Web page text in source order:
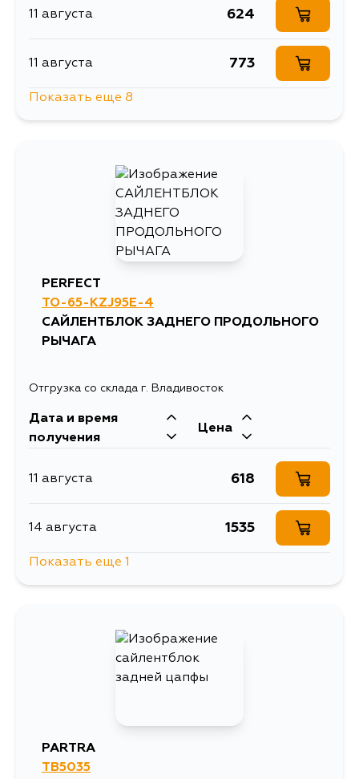
11 августа 624
11 августа 773
773
16 августа
Показать еще 8
PERFECT
TO-65-KZJ95E-4
САЙЛЕНТБЛОК ЗАДНЕГО ПРОДОЛЬНОГО
РЫЧАГА
Отгрузка со склада г. Владивосток
Дата и время
получения
Цена
11 августа 618
14 августа 1535
Показать еще 1
PARTRA
TB5035